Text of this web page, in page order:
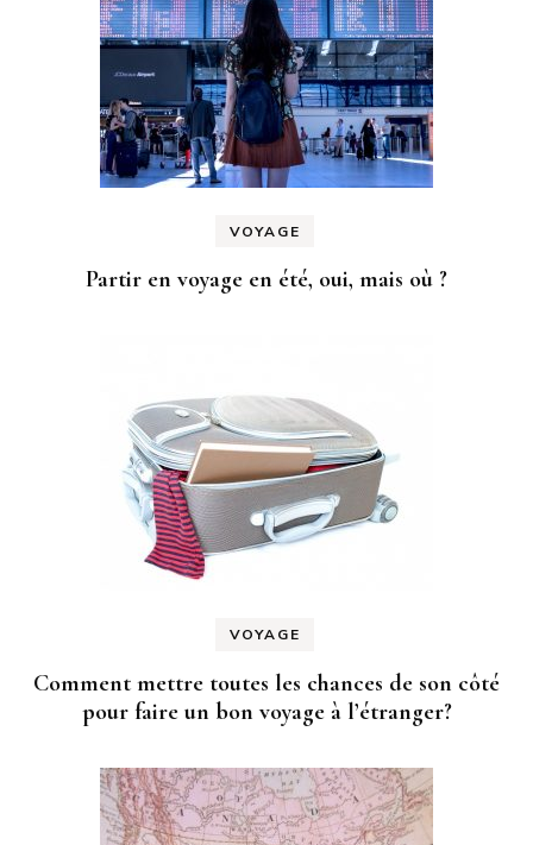
VOYAGE
Partir en voyage en été, oui, mais où ?
VOYAGE
Comment mettre toutes les chances de son côté
pour faire un bon voyage à l’étranger?